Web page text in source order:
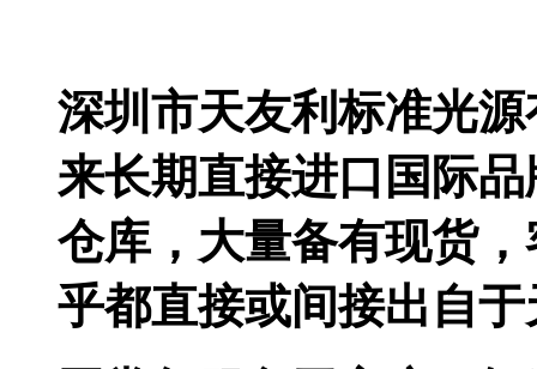
深圳市天友利标准光源
来长期直接进口国际
仓库，大量备有现货
乎都直接或间接出自